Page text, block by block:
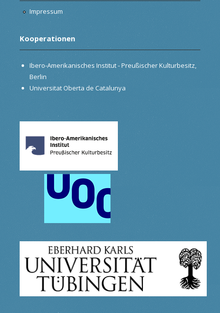
Impressum
Kooperationen
Ibero-Amerikanisches Institut - Preußischer Kulturbesitz,
Berlin
Universitat Oberta de Catalunya